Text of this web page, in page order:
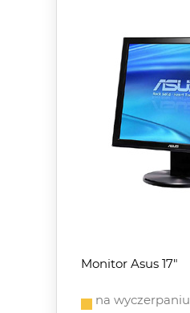
Monitor Asus 17"
na wyczerpaniu